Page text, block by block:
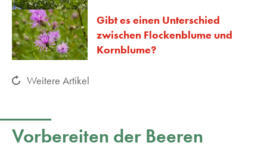
Gibt es einen Unterschied
zwischen Flockenblume und
Kornblume?
Weitere Artikel
Vorbereiten der Beeren